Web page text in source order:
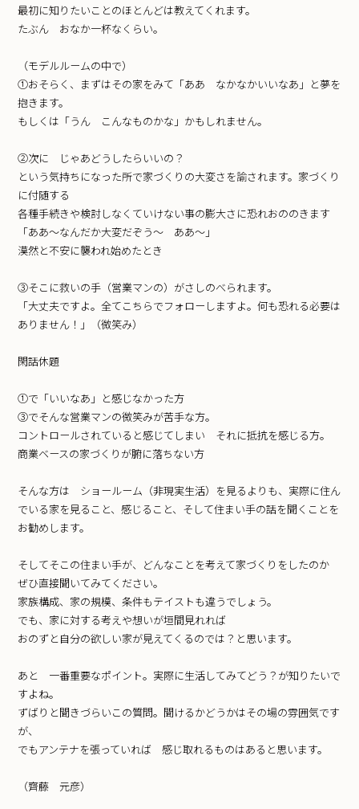
最初に知りたいことのほとんどは教えてくれます。
たぶん おなか一杯なくらい。
（モデルルームの中で）
①おそらく、まずはその家をみて「ああ なかなかいいなあ」と夢を
抱きます。
もしくは「うん こんなものかな」かもしれません。
②次に じゃあどうしたらいいの？
という気持ちになった所で家づくりの大変さを諭されます。家づくり
に付随する
各種手続きや検討しなくていけない事の膨大さに恐れおののきます
「ああ～なんだか大変だぞう～ ああ～」
漠然と不安に襲われ始めたとき
③そこに救いの手（営業マンの）がさしのべられます。
「大丈夫ですよ。全てこちらでフォローしますよ。何も恐れる必要は
ありません！」（微笑み）
閑話休題
①で「いいなあ」と感じなかった方
③でそんな営業マンの微笑みが苦手な方。
コントロールされていると感じてしまい それに抵抗を感じる方。
商業ベースの家づくりが腑に落ちない方
そんな方は ショールーム（非現実生活）を見るよりも、実際に住ん
でいる家を見ること、感じること、そして住まい手の話を聞くことを
お勧めします。
そしてそこの住まい手が、どんなことを考えて家づくりをしたのか
ぜひ直接聞いてみてください。
家族構成、家の規模、条件もテイストも違うでしょう。
でも、家に対する考えや想いが垣間見れれば
おのずと自分の欲しい家が見えてくるのでは？と思います。
あと 一番重要なポイント。実際に生活してみてどう？が知りたいで
すよね。
ずばりと聞きづらいこの質問。聞けるかどうかはその場の雰囲気です
が、
でもアンテナを張っていれば 感じ取れるものはあると思います。
（齊藤 元彦）